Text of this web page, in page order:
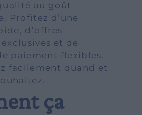
CONTACT
au goût
Profitez d’une
d’offres
et de
paiement flexibles.
facilement quand et
ça